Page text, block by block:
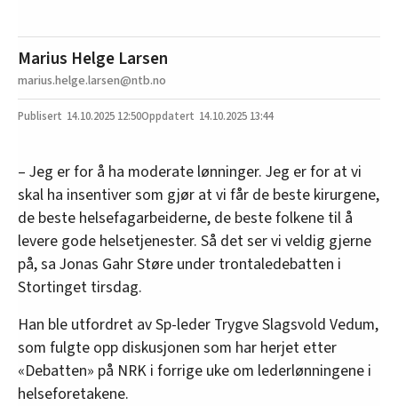
Marius Helge Larsen
marius.helge.larsen@ntb.no
14.10.2025 12:50 14.10.2025 13:44
– Jeg er for å ha moderate lønninger. Jeg er for at vi
skal ha insentiver som gjør at vi får de beste kirurgene,
de beste helsefagarbeiderne, de beste folkene til å
levere gode helsetjenester. Så det ser vi veldig gjerne
på, sa Jonas Gahr Støre under trontaledebatten i
Stortinget tirsdag.
Han ble utfordret av Sp-leder Trygve Slagsvold Vedum,
som fulgte opp diskusjonen som har herjet etter
«Debatten» på NRK i forrige uke om lederlønningene i
helseforetakene.